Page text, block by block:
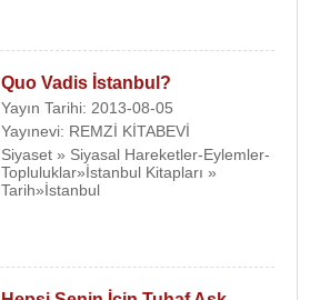
Quo Vadis İstanbul?
Yayın Tarihi: 2013-08-05
Yayınevi: REMZİ KİTABEVİ
Siyaset » Siyasal Hareketler-Eylemler-
Topluluklar»İstanbul Kitapları »
Tarih»İstanbul